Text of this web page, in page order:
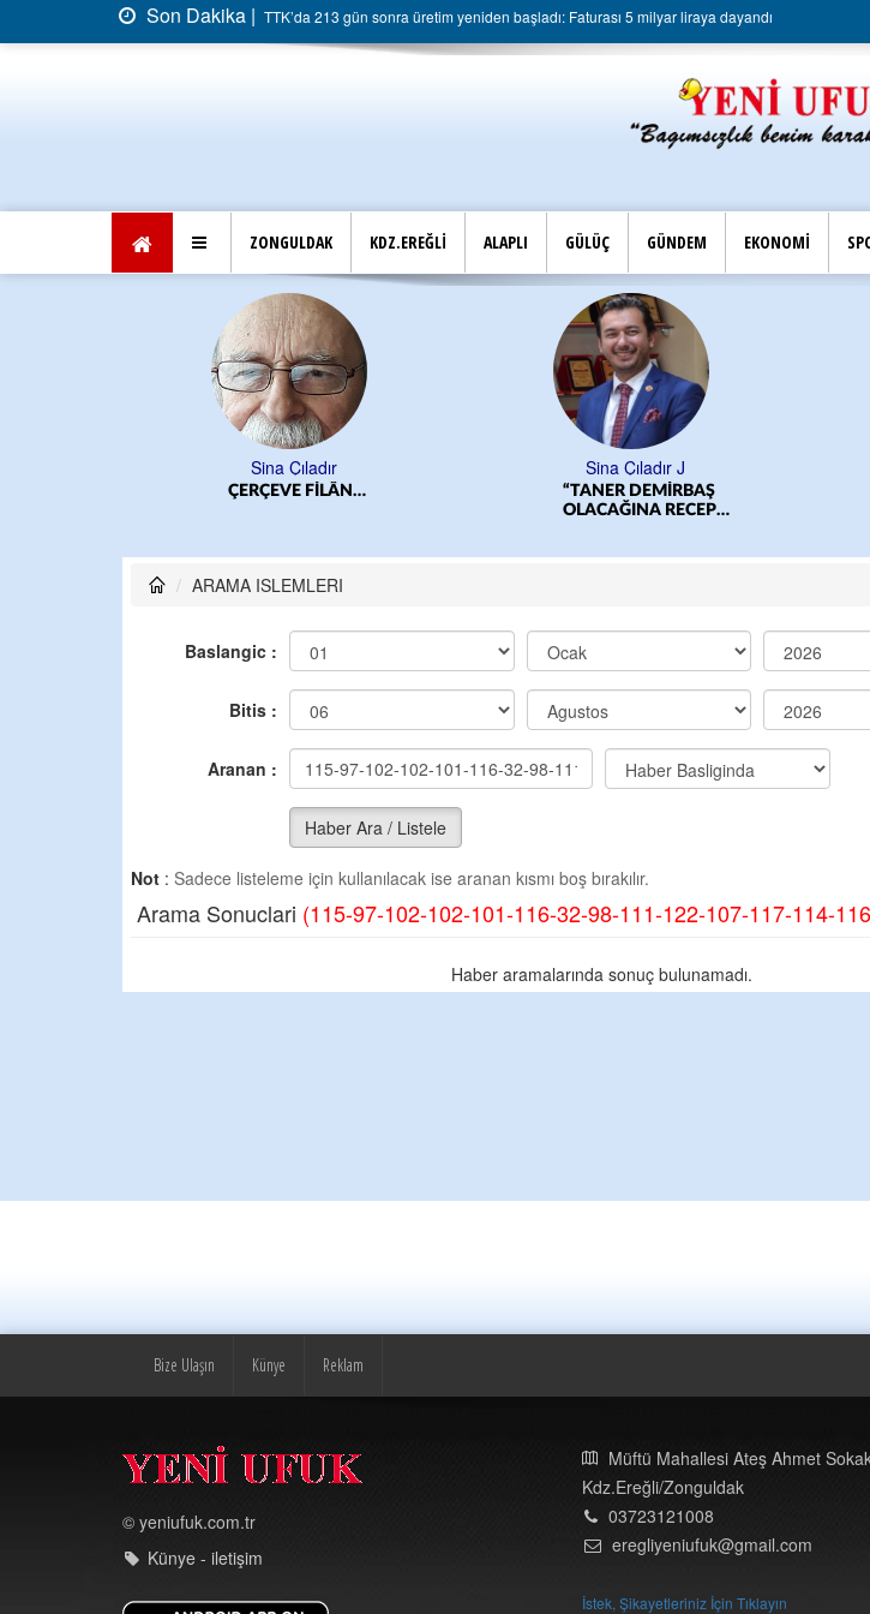
Son Dakika | TTK’da 213 gün sonra üretim yeniden başladı: Faturası 5 milyar liraya dayandı
ZONGULDAK KDZ.EREĞLİ ALAPLI GÜLÜÇ GÜNDEM EKONOMİ
Sina Çıladır
ÇERÇEVE FİLÂN…
Sina Çıladır J
“TANER DEMİRBAŞ
OLACAĞINA RECEP
ARAMA ISLEMLERI
Baslangic :
Bitis :
Aranan :
Haber Ara / Listele
Not : Sadece listeleme için kullanılacak ise aranan kısmı boş bırakılır.
Arama Sonuclari (115-97-102-102-101-116-32-98-111-122-107-117-114-
Haber aramalarında sonuç bulunamadı.
Bize Ulaşın Künye Reklam
© yeniufuk.com.tr
Künye - iletişim
Müftü Mahallesi Ateş Ahmet
Kdz.Ereğli/Zonguldak
03723121008
eregliyeniufuk@gmail.com
İstek, Şikayetleriniz İçin Tıklayın